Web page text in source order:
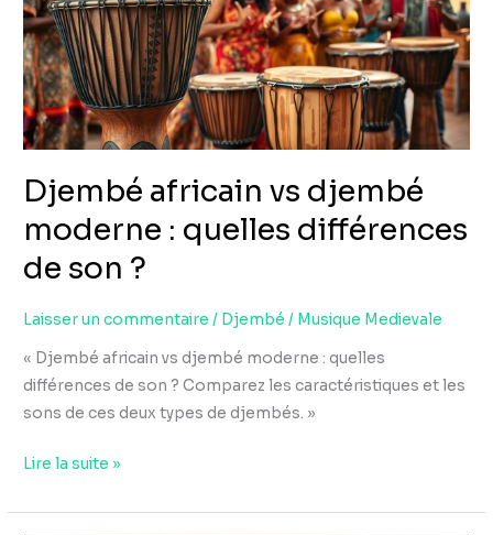
Djembé africain vs djembé
moderne : quelles différences
de son ?
Laisser un commentaire / Djembé / Musique Medievale
« Djembé africain vs djembé moderne : quelles
différences de son ? Comparez les caractéristiques et les
sons de ces deux types de djembés. »
moderne
:
quelles
différences
de
son
?
Lire la suite »